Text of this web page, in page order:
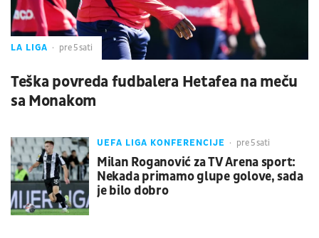
LA LIGA pre 5 sati
Teška povreda fudbalera Hetafea na meču
sa Monakom
UEFA LIGA KONFERENCIJE pre 5 sati
Milan Roganović za TV Arena sport:
Nekada primamo glupe golove, sada
je bilo dobro